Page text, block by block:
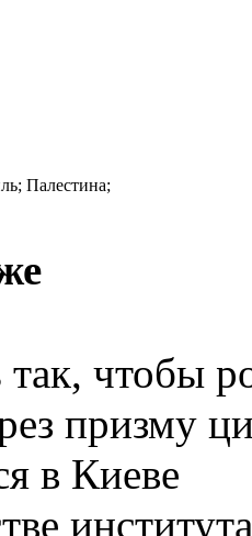
Палестина;
так, чтобы
призму
в Киеве